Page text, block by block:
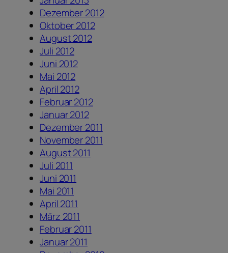
Dezember 2012
Oktober 2012
August 2012
Juli 2012
Juni 2012
Mai 2012
April 2012
Februar 2012
Januar 2012
Dezember 2011
November 2011
August 2011
Juli 2011
Juni 2011
Mai 2011
April 2011
März 2011
Februar 2011
Januar 2011